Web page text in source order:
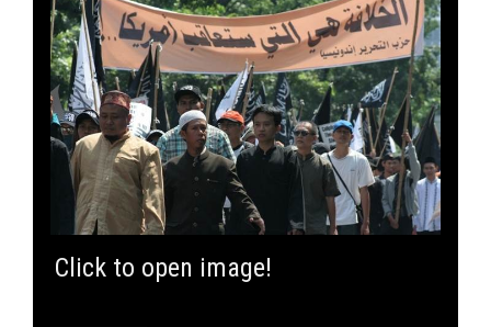
Click to open image!